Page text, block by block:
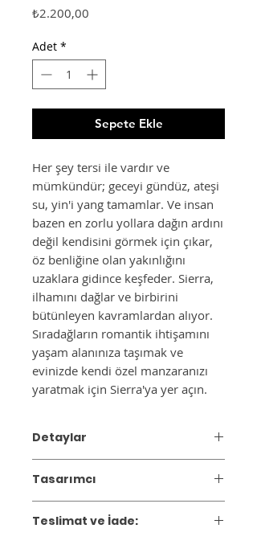
₺2.200,00
Adet *
Sepete Ekle
Her şey tersi ile vardır ve
mümkündür; geceyi gündüz, ateşi
su, yin'i yang tamamlar. Ve insan
bazen en zorlu yollara dağın ardını
değil kendisini görmek için çıkar,
öz benliğine olan yakınlığını
uzaklara gidince keşfeder. Sierra,
ilhamını dağlar ve birbirini
bütünleyen kavramlardan alıyor.
Sıradağların romantik ihtişamını
yaşam alanınıza taşımak ve
evinizde kendi özel manzaranızı
yaratmak için Sierra'ya yer açın.
Detaylar
Renk:Kırmızı
Materyal :Seramik
Tasarımcı
kurulan Maiizen, zamansız çizgileri
Teslimat ve İade: